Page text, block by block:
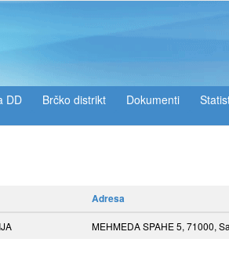
DD Brčko distrikt Dokumenti
Adresa
MEHMEDA SPAHE 5, 71000,